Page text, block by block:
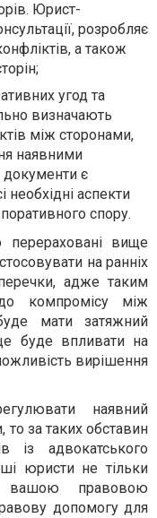
Юрист-
розробляє
а також
угод та
визначають
між сторонами,
наявними
документи є
аспекти
спору.
перераховані вище
на ранніх
адже таким
компромісу між
мати затяжний
буде впливати на
вирішення
наявний
то за таких обставин
із адвокатського
юристи не тільки
вашою правовою
допомогу для